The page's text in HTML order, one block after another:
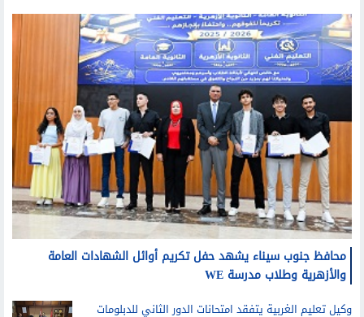
محافظ جنوب سيناء يشهد حفل تكريم أوائل الشهادات العامة
والأزهرية وطلاب مدرسة WE
وكيل تعليم الغربية يتفقد امتحانات الدور الثاني للدبلومات